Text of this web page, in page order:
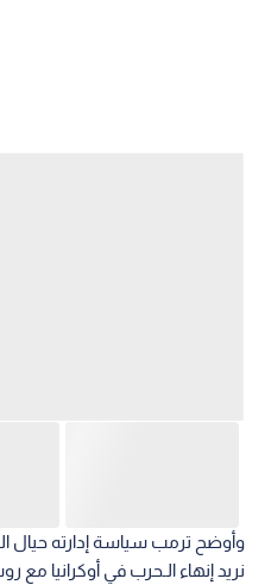
وأوضح ترمب سياسة إدارته حيال
نريد إنهاء الـحرب في أوكرانيا مع